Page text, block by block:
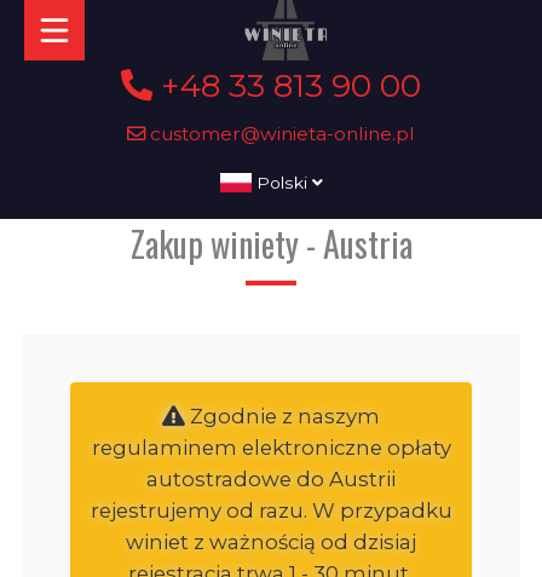
+48 33 813 90 00
customer@winieta-online.pl
Polski
Zakup winiety - Austria
Zgodnie z naszym
regulaminem elektroniczne opłaty
autostradowe do Austrii
rejestrujemy od razu. W przypadku
winiet z ważnością od dzisiaj